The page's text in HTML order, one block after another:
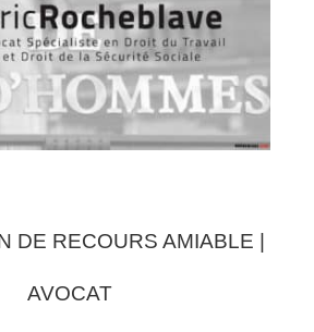
DE RECOURS AMIABLE |
AVOCAT